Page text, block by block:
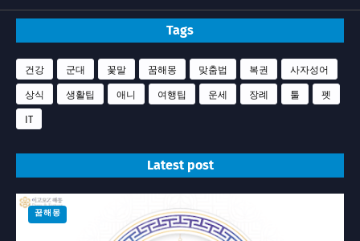
Tags
건강 군대 꽃말 꿈해몽 맞춤법 복권 사자성어
상식 생활팁 애니 여행팁 운세 장례 툴 펫
IT
Latest post
꿈해몽